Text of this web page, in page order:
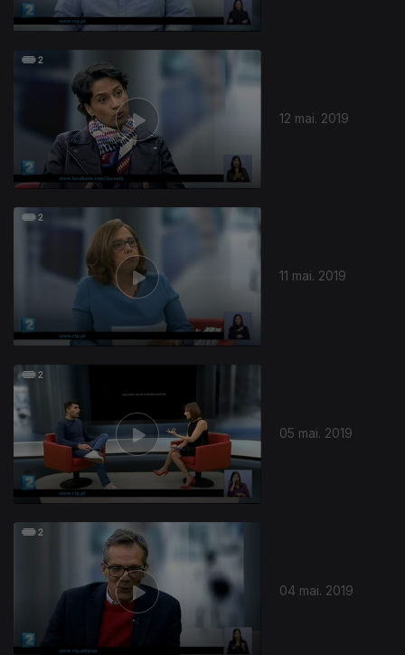
12 mai. 2019
11 mai. 2019
05 mai. 2019
04 mai. 2019